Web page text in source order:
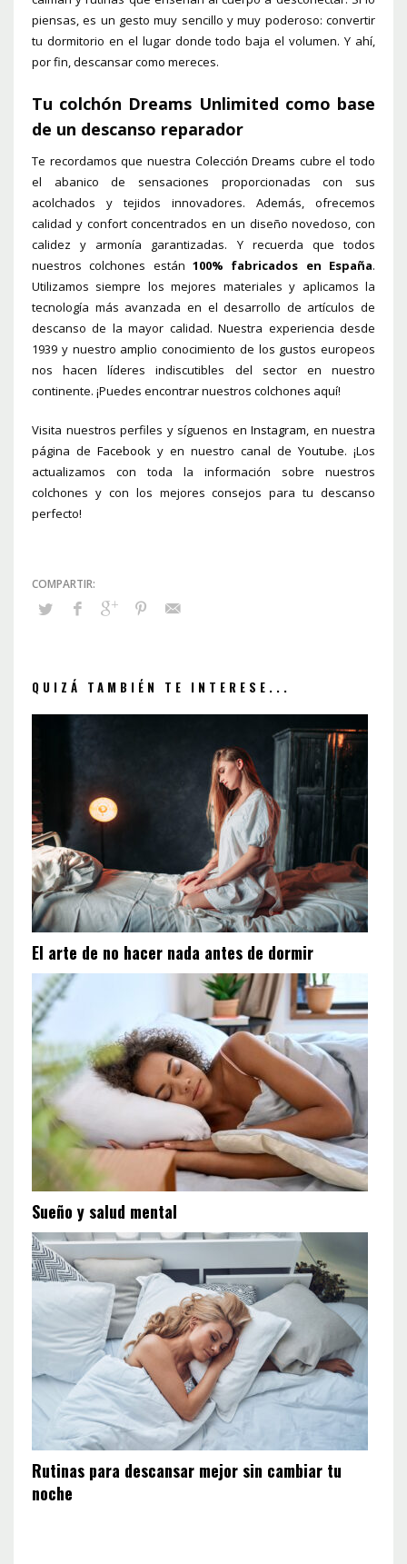
piensas, es un gesto muy sencillo y muy poderoso: convertir
tu dormitorio en el lugar donde todo baja el volumen. Y ahí,
por fin, descansar como mereces.
Tu colchón Dreams Unlimited como base
de un descanso reparador
Te recordamos que nuestra Colección Dreams cubre el todo
el abanico de sensaciones proporcionadas con sus
acolchados y tejidos innovadores. Además, ofrecemos
calidad y confort concentrados en un diseño novedoso, con
calidez y armonía garantizadas. Y recuerda que todos
nuestros colchones están 100% fabricados en España.
Utilizamos siempre los mejores materiales y aplicamos la
tecnología más avanzada en el desarrollo de artículos de
descanso de la mayor calidad. Nuestra experiencia desde
1939 y nuestro amplio conocimiento de los gustos europeos
nos hacen líderes indiscutibles del sector en nuestro
continente. ¡Puedes encontrar nuestros colchones aquí!
Visita nuestros perfiles y síguenos en Instagram , en nuestra
página de Facebook y en nuestro canal de Youtube. ¡Los
actualizamos con toda la información sobre nuestros
colchones y con los mejores consejos para tu descanso
perfecto!
QUIZÁ TAMBIÉN TE INTERESE...
El arte de no hacer nada antes de dormir
Sueño y salud mental
Rutinas para descansar mejor sin cambiar tu
noche